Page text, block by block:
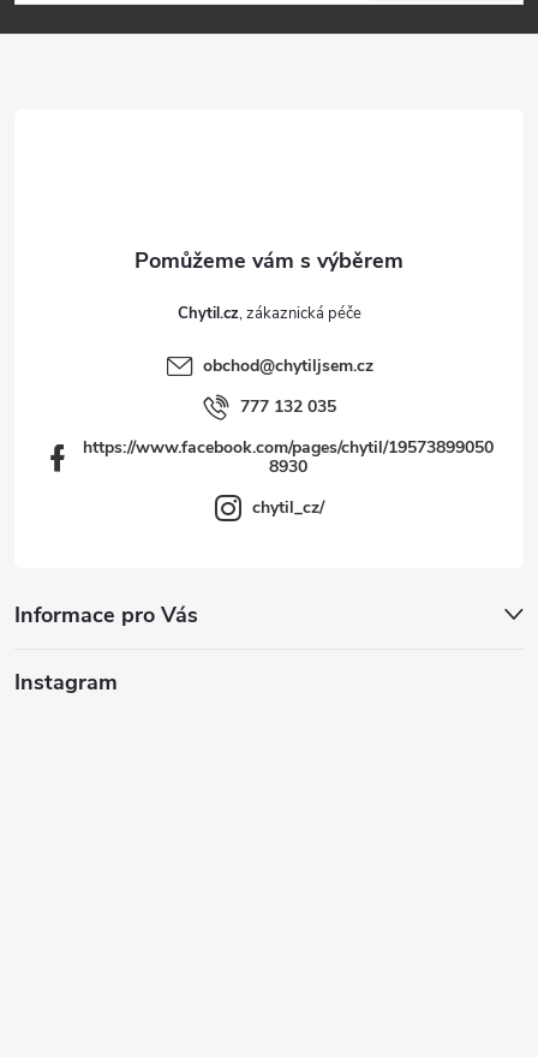
p
Chytil.cz
obchod@chytiljsem.cz
777 132 035
https://www.facebook.com/pages/chytil/19573899050
8930
chytil_cz/
Informace pro Vás
Instagram